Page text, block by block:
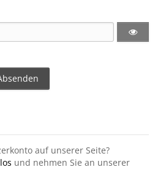
auf unserer Seite?
und nehmen Sie an unserer